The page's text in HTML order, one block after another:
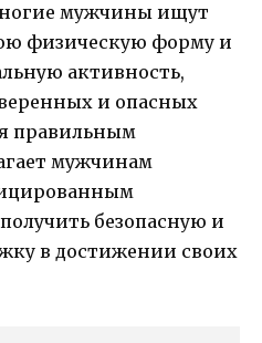
мужчины ищут
физическую форму и
активность,
и опасных
правильным
мужчинам
безопасную и
в достижении своих